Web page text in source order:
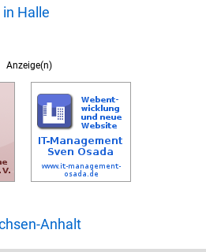
Halle
Anzeige(n)
Anhalt